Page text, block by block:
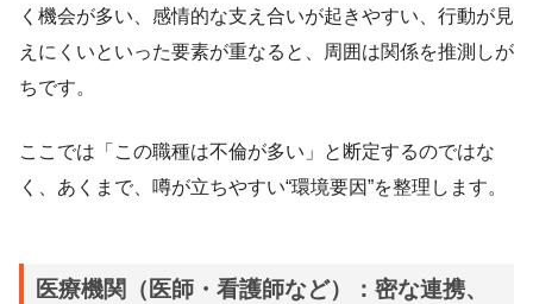
く機会が多い、感情的な支え合いが起きやすい、行動が見
えにくいといった要素が重なると、周囲は関係を推測しが
ちです。
ここでは「この職種は不倫が多い」と断定するのではな
く、あくまで、噂が立ちやすい“環境要因”を整理します。
医療機関（医師・看護師など）：密な連携、